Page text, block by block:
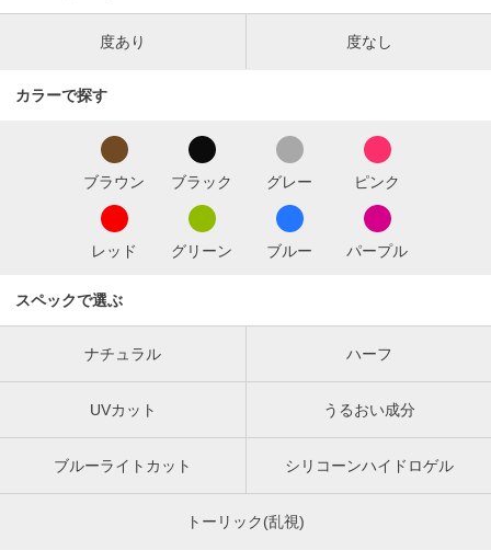
度あり 度なし
カラーで探す
ブラウン ブラック グレー ピンク
レッド グリーン ブルー パープル
スペックで選ぶ
ナチュラル ハーフ
UVカット うるおい成分
ブルーライトカット シリコーンハイドロゲル
トーリック(乱視)